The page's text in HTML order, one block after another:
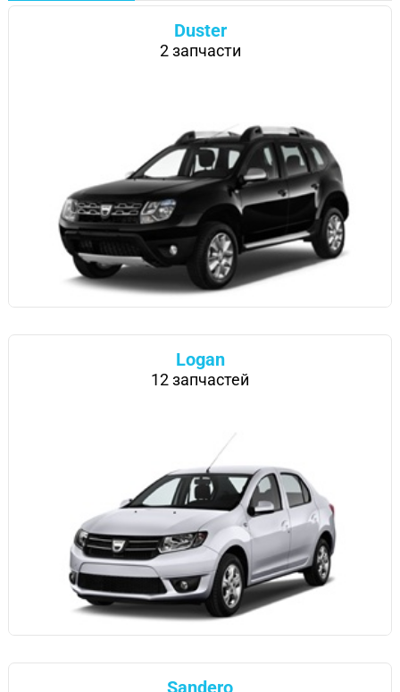
Duster
2 запчасти
Logan
12 запчастей
Sandero